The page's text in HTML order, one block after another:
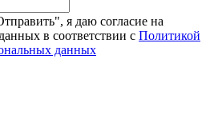
я даю согласие на
в соответствии с Политикой
данных